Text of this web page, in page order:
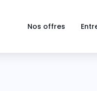
Nos offres